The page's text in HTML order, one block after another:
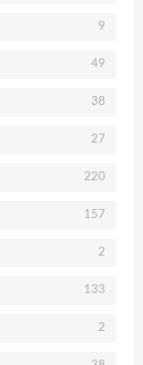
9
49
38
27
220
157
2
133
2